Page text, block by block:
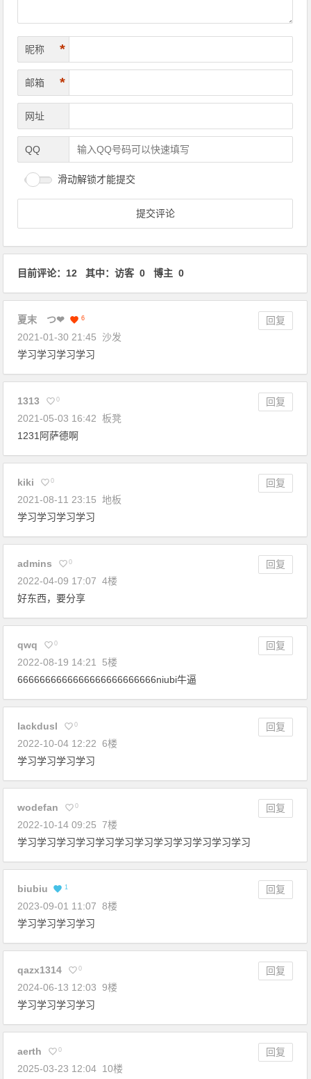
昵称 *
邮箱 *
网址
QQ
滑动解锁才能提交
目前评论：12 其中：访客 0 博主 0
夏末 つ❤ 6
回复
2021-01-30 21:45
沙发
学习学习学习学习
1313 0
回复
2021-05-03 16:42 板凳
1231阿萨德啊
kiki 0
回复
2021-08-11 23:15 地板
学习学习学习学习
admins 0
回复
2022-04-09 17:07 4楼
好东西，要分享
qwq 0
回复
2022-08-19 14:21
5楼
6666666666666666666666666niubi牛逼
lackdusl 0
回复
2022-10-04 12:22 6楼
学习学习学习学习
wodefan 0
回复
2022-10-14 09:25 7楼
学习学习学习学习学习学习学习学习学习学习学习学习
biubiu 1
回复
2023-09-01 11:07 8楼
学习学习学习学习
qazx1314 0
回复
2024-06-13 12:03 9楼
学习学习学习学习
aerth 0
回复
2025-03-23 12:04 10楼